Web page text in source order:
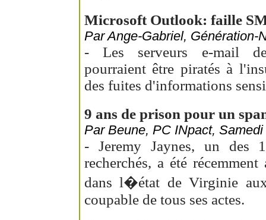
Microsoft Outlook: faille
Par Ange-Gabriel, Génération-
- Les serveurs e-mail de
pourraient être piratés à
des fuites d'informations
9 ans de prison pour un
Par Beune, PC INpact,
- Jeremy Jaynes, un des
recherchés, a été
dans l�état de Virginie
coupable de tous ses actes.